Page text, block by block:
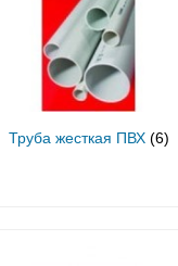
Труба жесткая ПВХ (6)